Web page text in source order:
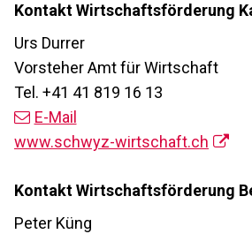
Kontakt Wirtschaftsförderung
Urs Durrer
Vorsteher Amt für Wirtschaft
Tel. +41 41 819 16 13
E-Mail
www.schwyz-wirtschaft.ch
Kontakt Wirtschaftsförderung
Peter Küng